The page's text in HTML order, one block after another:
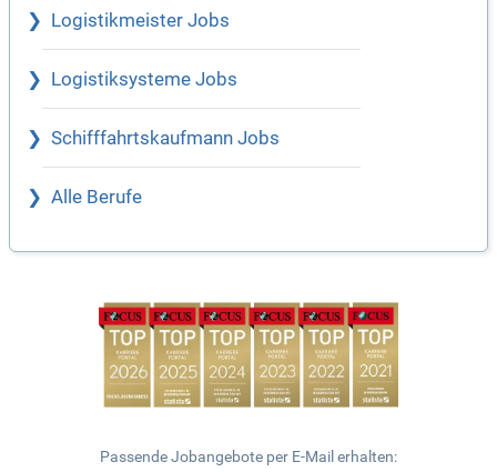
Logistikmeister Jobs
Logistiksysteme Jobs
Schifffahrtskaufmann Jobs
Alle Berufe
Passende Jobangebote per E-Mail erhalten: